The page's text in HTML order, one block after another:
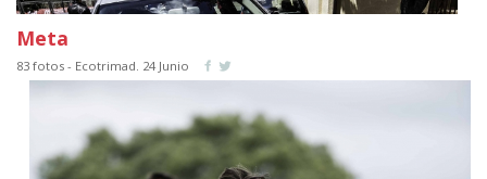
Meta
83 fotos - Ecotrimad. 24 Junio